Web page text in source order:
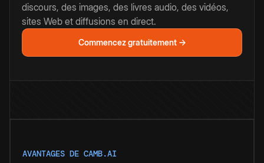
discours, des images, des livres audio, des vidéos,
sites Web et diffusions en direct.
Commencez gratuitement →
AVANTAGES DE CAMB.AI